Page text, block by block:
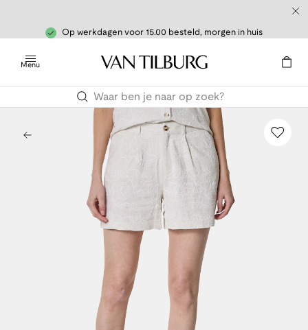
Op werkdagen voor 15.00 besteld, morgen in huis
Menu